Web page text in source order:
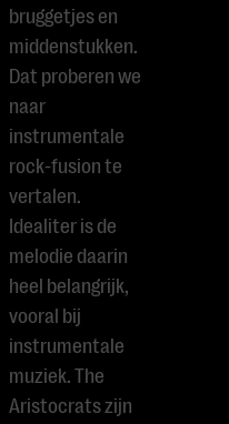
bruggetjes en
middenstukken.
Dat proberen we
naar
instrumentale
rock-fusion te
vertalen.
Idealiter is de
melodie daarin
heel belangrijk,
vooral bij
instrumentale
muziek. The
Aristocrats zijn